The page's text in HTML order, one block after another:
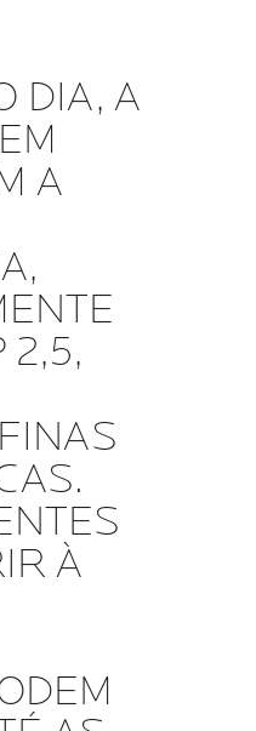
DIA, A
A
2,5,
À